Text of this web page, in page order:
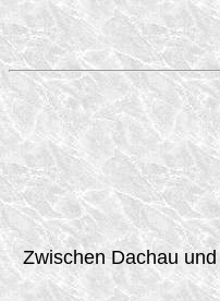
Zwischen Dachau